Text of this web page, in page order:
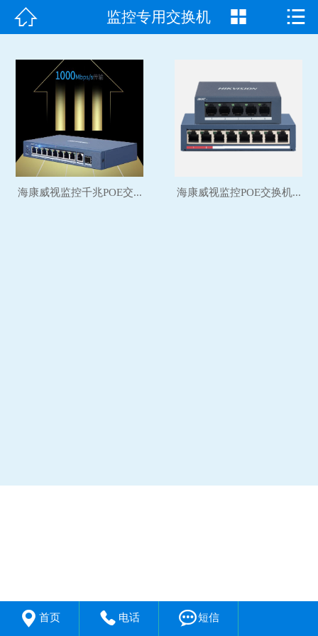
 首页
产品中心
成功案例
常见问题
 监控专用交换机  
海康威视监控千兆POE交... 海康威视监控POE交换机...
 首页  电话 短信